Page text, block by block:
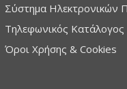
Σύστημα Ηλεκτρονικών
Τηλεφωνικός Κατάλογος
Όροι Χρήσης & Cookies